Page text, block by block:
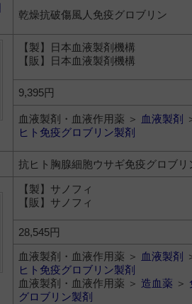
乾燥抗破傷風人免疫グロブリン
【製】日本血液製剤機構
【販】日本血液製剤機構
9,395円
血液製剤・血液作用薬 ＞ 血液製剤
ヒト免疫グロブリン製剤
抗ヒト胸腺細胞ウサギ免疫グロブリ
【製】サノフィ
【販】サノフィ
28,545円
血液製剤・血液作用薬 ＞ 血液製剤
ヒト免疫グロブリン製剤
血液製剤・血液作用薬 ＞ 造血薬 ＞
グロブリン製剤